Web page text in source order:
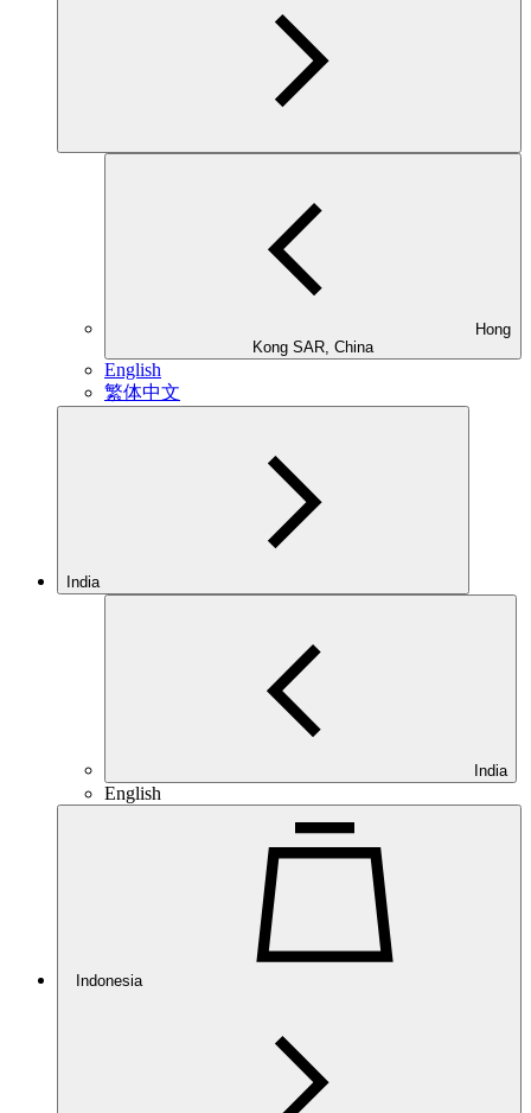
Kong SAR, China
English
繁体中文
India
India
English
Indonesia